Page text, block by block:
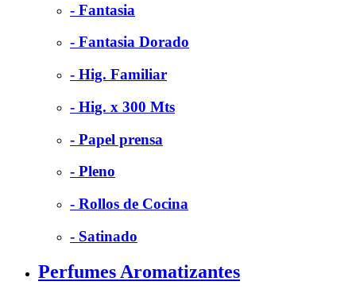
- Fantasia
- Fantasia Dorado
- Hig. Familiar
- Hig. x 300 Mts
- Papel prensa
- Pleno
- Rollos de Cocina
- Satinado
Perfumes Aromatizantes